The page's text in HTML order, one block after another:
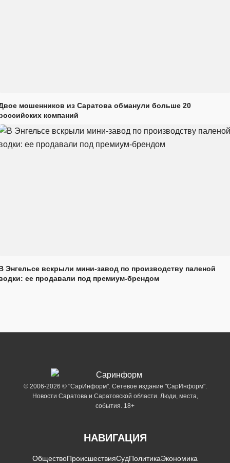
мошенников из Саратова обманули больше 20
компаний
Энгельсе вскрыли мини-завод по производству паленой
ее продавали под премиум-брендом
© 2006-2026 © "СарИнформ". Сетевое издание "СарИнформ".
Новости Саратова и Саратовской области. Люди, места,
события. 18+
НАВИГАЦИЯ
ОбществоПроисшествияСудПолитикаЭкономика